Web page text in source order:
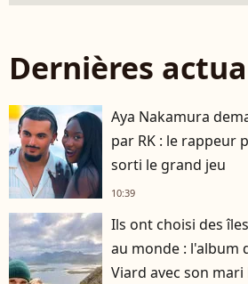
Dernières
Aya Nakamura
par RK : le rappeur
sorti le grand jeu
10:39
Ils ont choisi des
au monde : l'album
Viard avec son